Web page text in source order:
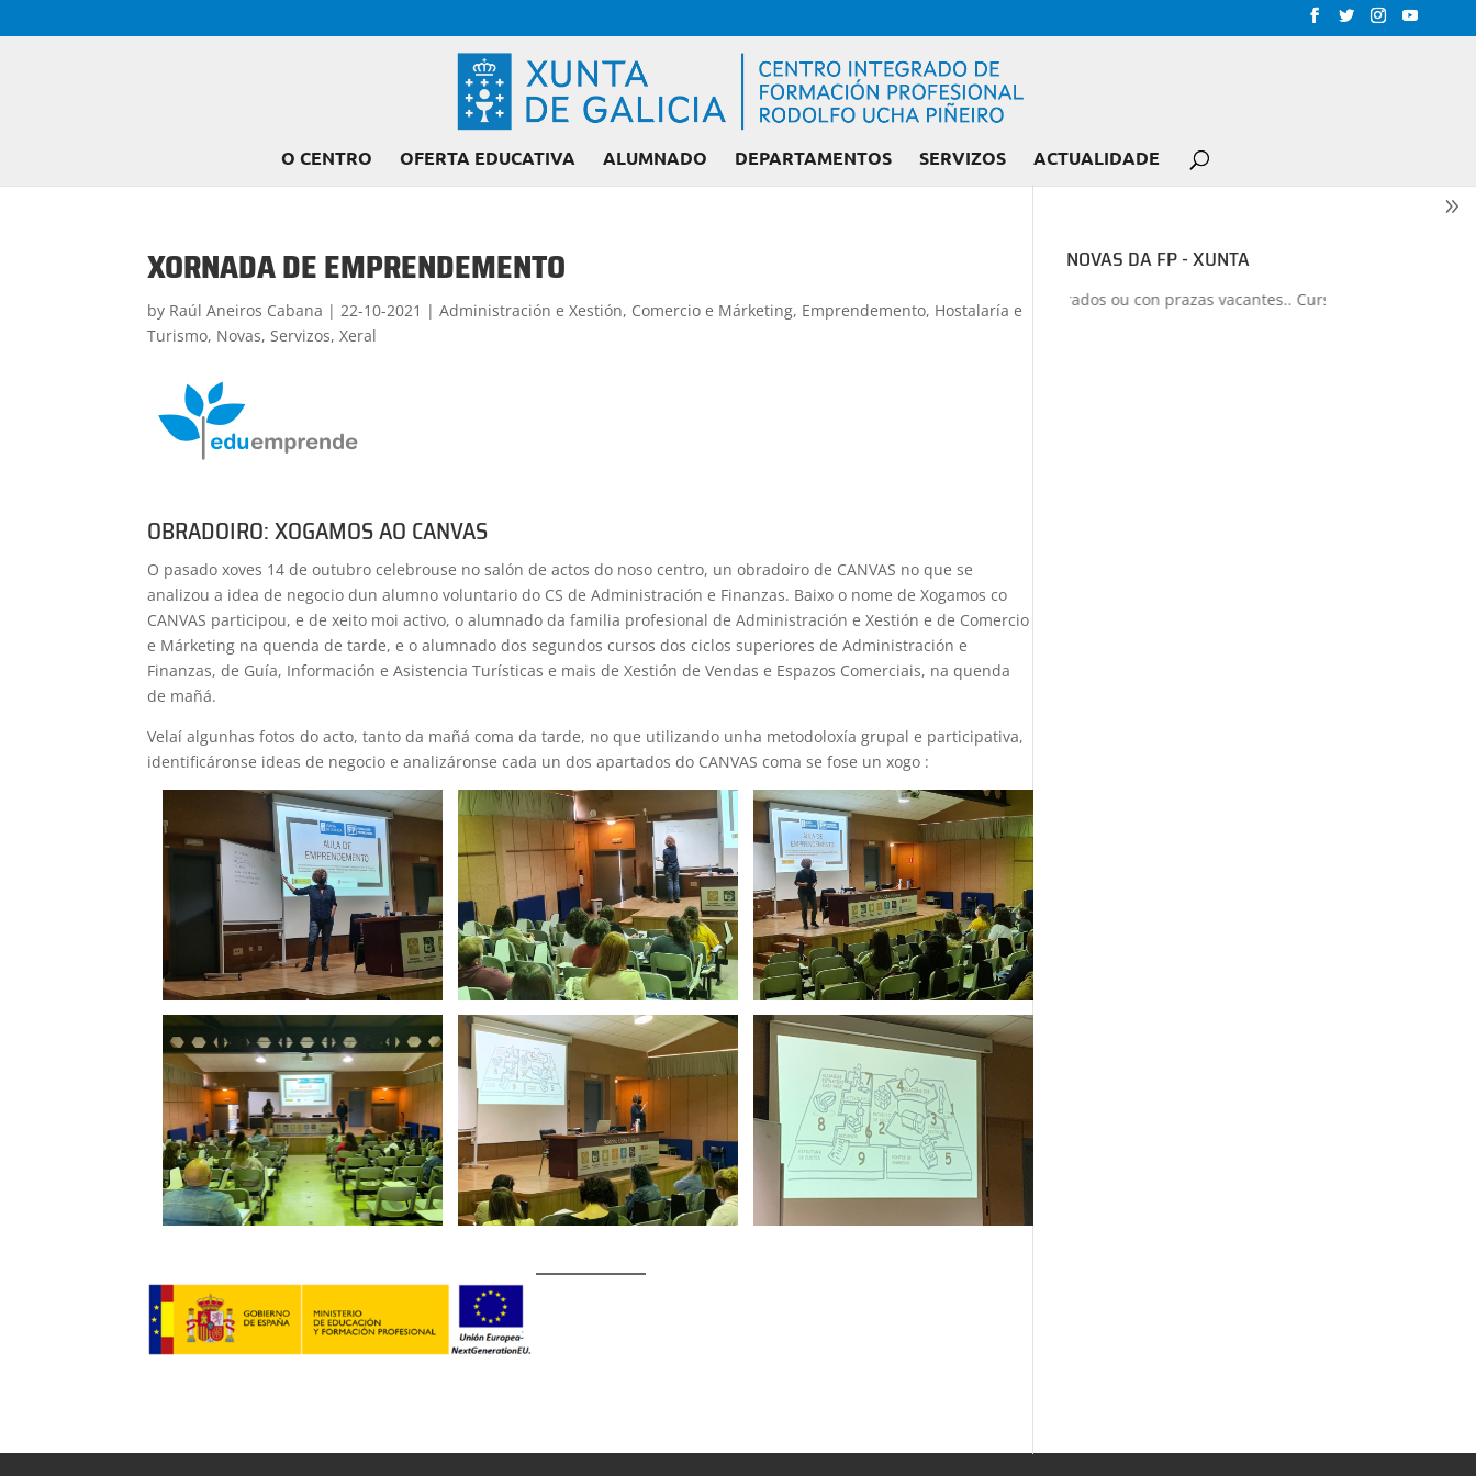
O CENTRO OFERTA EDUCATIVA ALUMNADO DEPARTAMENTOS SERVIZOS ACTUALIDADE
XORNADA DE EMPRENDEMENTO
by Raúl Aneiros Cabana |22-10-2021 |Administración e Xestión, Comercio e Márketing, Emprendemento, Hostalaría e
Turismo, Novas,Servizos,Xeral
OBRADOIRO: XOGAMOS AO CANVAS
O pasado xoves 14 de outubro celebrouse no salón de actos do noso centro, un obradoiro de CANVAS no que se
analizou a idea de negocio dun alumno voluntario do CS de Administración e Finanzas. Baixo o nome de Xogamos co
CANVAS participou, e de xeito moi activo, o alumnado da familia profesional de Administración e Xestión e de Comercio
e Márketing na quenda de tarde, e o alumnado dos segundos cursos dos ciclos superiores de Administración e
Finanzas, de Guía, Información e Asistencia Turísticas e mais de Xestión de Vendas e Espazos Comerciais, na quenda
de mañá.
Velaí algunhas fotos do acto, tanto da mañá coma da tarde, no que utilizando unha metodoloxía grupal e participativa,
identificáronse ideas de negocio e analizáronse cada un dos apartados do CANVAS coma se fose un xogo :
NOVAS DA FP - XUNTA
Admisión FP: Ciclos liberados ou con prazas vacantes.. Curso 2026-2027